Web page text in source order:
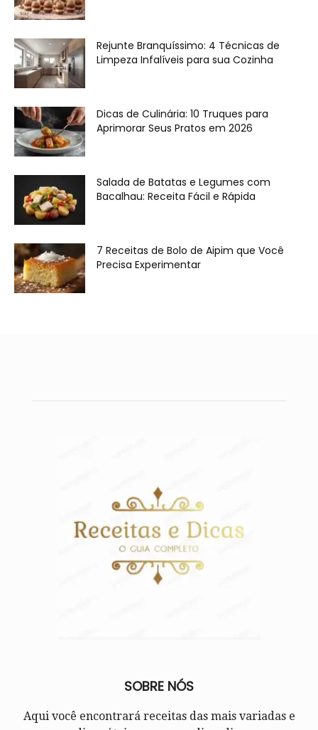
Rejunte Branquíssimo: 4 Técnicas de
Limpeza Infalíveis para sua Cozinha
Dicas de Culinária: 10 Truques para
Aprimorar Seus Pratos em 2026
Salada de Batatas e Legumes com
Bacalhau: Receita Fácil e Rápida
7 Receitas de Bolo de Aipim que Você
Precisa Experimentar
SOBRE NÓS
Aqui você encontrará receitas das mais variadas e